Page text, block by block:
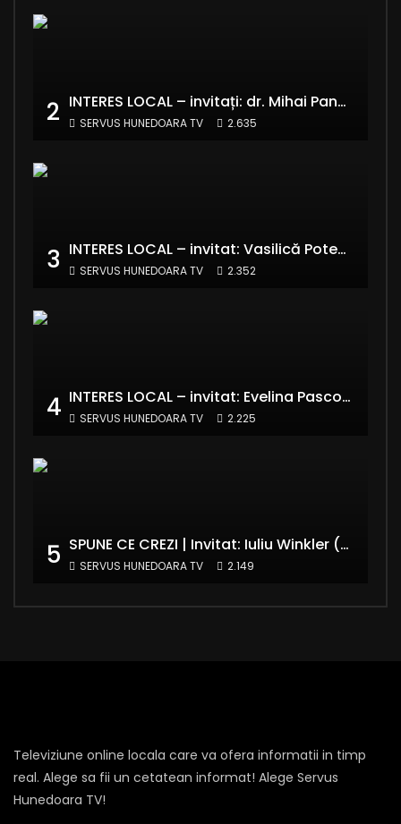
2 INTERES LOCAL – invitați: dr. Mihai Panaitescu – Manager Teatrul de Artă Deva și Alexandru Grecu
SERVUS HUNEDOARA TV 2.635
3 INTERES LOCAL – invitat: Vasilică Potecă – Senator PNL Hunedoara
SERVUS HUNEDOARA TV 2.352
4 INTERES LOCAL – invitat: Evelina Pasconi – Vicepreședinte Asociația Casa Divină
SERVUS HUNEDOARA TV 2.225
5 SPUNE CE CREZI | Invitat: Iuliu Winkler (europarlamentar UDMR – Grupul PPE)
SERVUS HUNEDOARA TV 2.149
Televiziune online locala care va ofera informatii in timp
real. Alege sa fii un cetatean informat! Alege Servus
Hunedoara TV!